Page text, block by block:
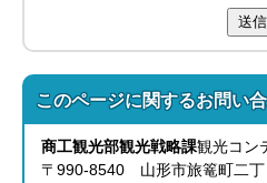
送信
このページに関するお問い
商工観光部観光戦略課観光コン
〒990-8540 山形市旅篭町二丁